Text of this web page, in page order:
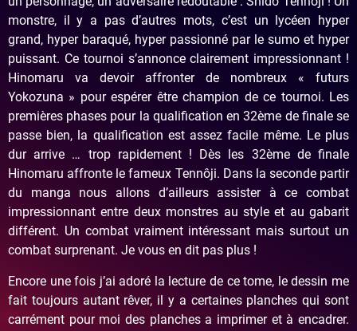
monstre, il y a pas d’autres mots, c’est un lycéen hyper
grand, hyper baraqué, hyper passionné par le sumo et hyper
puissant. Ce tournoi s’annonce clairement impressionnant !
Hinomaru va devoir affronter de nombreux « futurs
Yokozuna » pour espérer être champion de ce tournoi. Les
premières phases pour la qualification en 32ème de finale se
passe bien, la qualification est assez facile même. Le plus
dur arrive … trop rapidement ! Dès les 32ème de finale
Hinomaru affronte le fameux Tennôji. Dans la seconde partir
du manga nous allons d’ailleurs assister à ce combat
impressionnant entre deux monstres au style et au gabarit
différent. Un combat vraiment intéressant mais surtout un
combat surprenant. Je vous en dit pas plus !
Encore une fois j’ai adoré la lecture de ce tome, le dessin me
fait toujours autant rêver, il y a certaines planches qui sont
carrément pour moi des planches a imprimer et à encadrer.